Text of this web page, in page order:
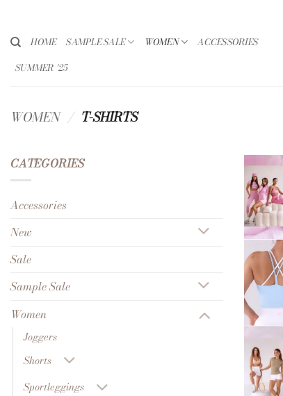
inhoudHOME SAMPLE SALE WOMEN
ACCESSORIES
SUMMER ’25
WOMEN / T-SHIRTS
CATEGORIES
Accessories
New
Sale
Sample Sale
Women
Joggers
Shorts
Sportleggings